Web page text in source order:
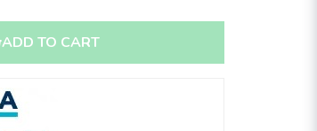
ADD TO CART